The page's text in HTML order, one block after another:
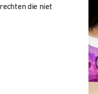
die niet